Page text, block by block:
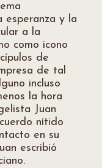
esperanza y la
a la
como icono
de
de tal
incluso
la hora
Juan
nítido
en su
escribió